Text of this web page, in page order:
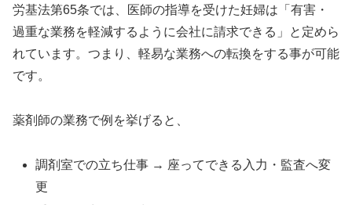
労基法第65条では、医師の指導を受けた妊婦は「有害・
過重な業務を軽減するように会社に請求できる」と定めら
れています。つまり、軽易な業務への転換をする事が可能
です。
薬剤師の業務で例を挙げると、
調剤室での立ち仕事 → 座ってできる入力・監査へ変
更